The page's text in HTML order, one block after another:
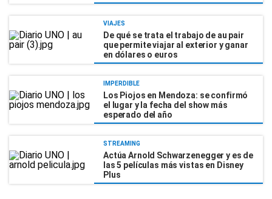
VIAJES
De qué se trata el trabajo de au pair
que permite viajar al exterior y ganar
en dólares o euros
IMPERDIBLE
Los Piojos en Mendoza: se confirmó
el lugar y la fecha del show más
esperado del año
STREAMING
Actúa Arnold Schwarzenegger y es de
las 5 películas más vistas en Disney
Plus